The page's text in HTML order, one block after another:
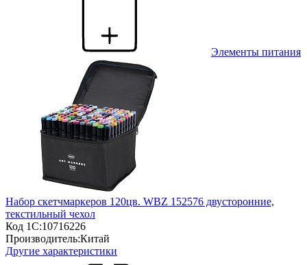
Элементы питания
Набор скетчмаркеров 120цв. WBZ 152576 двусторонние,
текстильный чехол
Код 1С:10716226
Производитель:Китай
Другие характеристики